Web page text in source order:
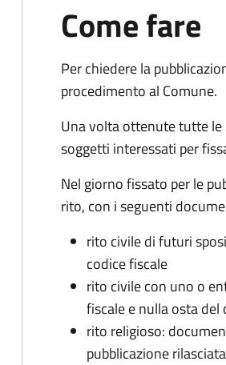
Come fare
Per chiedere la
procedimento al Comune.
Una volta ottenute tutte
soggetti interessati per
Nel giorno fissato per le
rito, con i seguenti
rito civile di futuri
codice fiscale
rito civile con uno o
fiscale e nulla osta
rito religioso:
pubblicazione